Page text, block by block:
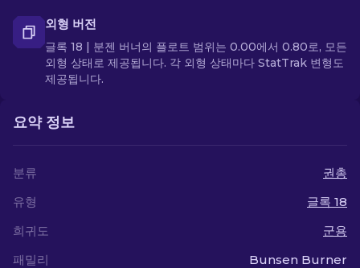
외형 버전
글록 18 | 분젠 버너의 플로트 범위는 0.00에서 0.80로, 모든
외형 상태로 제공됩니다. 각 외형 상태마다 StatTrak 변형도
제공됩니다.
요약 정보
분류
권총
유형
글록 18
희귀도
군용
패밀리
Bunsen Burner